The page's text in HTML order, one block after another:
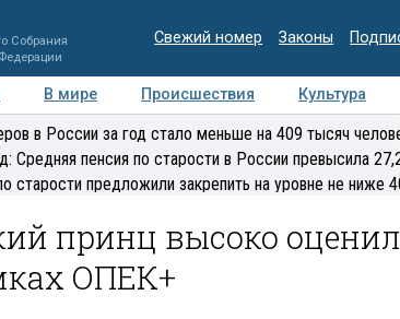
Собрания
Свежий номер Законы
В мире Происшествия Культура
Медиацентр Интервью
в России за год стало меньше на 409 тысяч
Средняя пенсия по старости в России превысила
старости предложили закрепить на уровне не ниже
принц высоко
ОПЕК+